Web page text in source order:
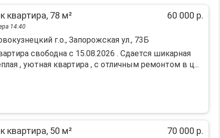
квартира, 78 м² 60 000 р.
14:40
г.о., Запорожская ул., 73Б
свободна с 15.08.2026 . Сдается шикарная
, уютная квартира , с отличным ремонтом в ц...
квартира, 50 м² 70 000 р.